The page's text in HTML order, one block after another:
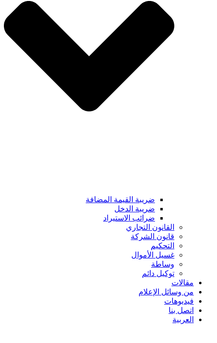
ضريبة القيمة المضافة
ضريبة الدخل
ضرائب الاستيراد
القانون التجاري
قانون الشركة
التحكيم
غسيل الأموال
وساطة
توكيل دائم
مقالات
من وسائل الإعلام
فيديوهات
اتصل بنا
العربية